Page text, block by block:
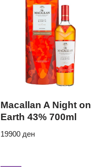
Macallan A Night on
Earth 43% 700ml
19900 ден